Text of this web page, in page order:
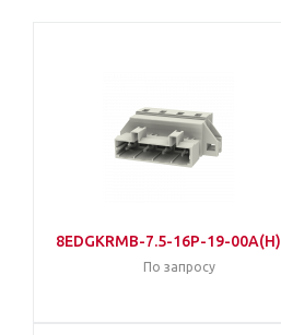
8EDGKRMB-7.5-16P-19-00A(H)
По запросу